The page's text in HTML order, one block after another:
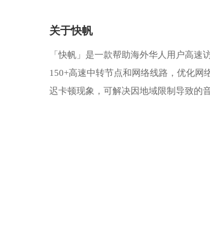
关于快帆
「快帆」是一款帮助海外华人用户高
150+高速中转节点和网络线路，优化网
迟卡顿现象，可解决因地域限制导致的